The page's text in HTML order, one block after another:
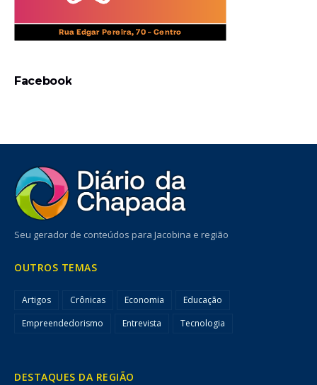
Facebook
Seu gerador de conteúdos para Jacobina e região
OUTROS TEMAS
Artigos Crônicas Economia
Educação
Empreendedorismo
Entrevista Tecnologia
DESTAQUES DA REGIÃO